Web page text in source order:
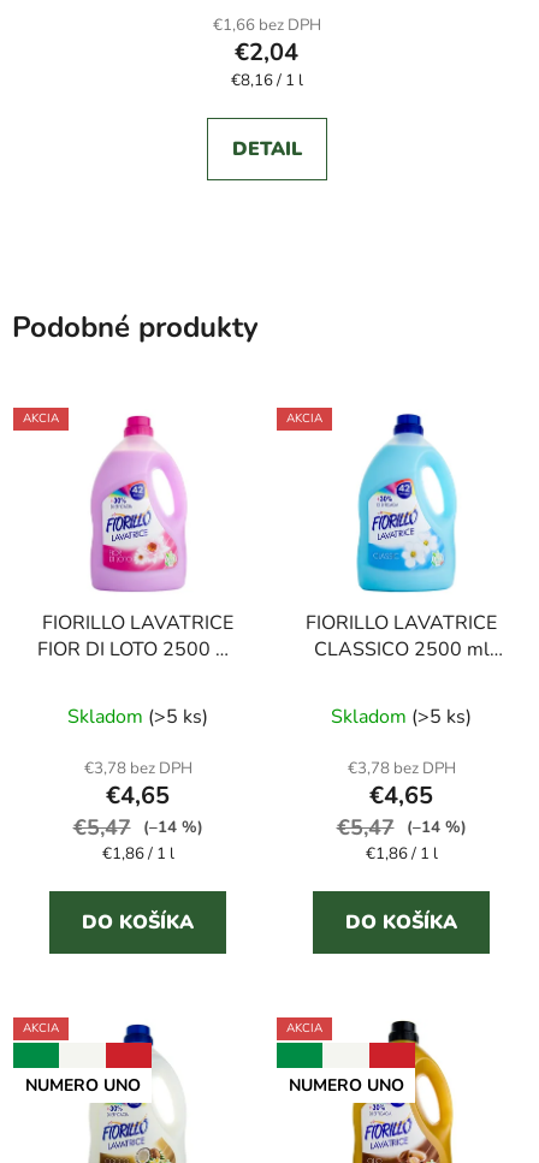
€1,66 bez DPH
€2,04
Jednotková
€8,16 / 1 l
DETAIL
Podobné produkty
AKCIA
FIORILLO LAVATRICE
FIOR DI LOTO 2500 ml
hodnotenie
produktu
je
5,0
z
5
hviezdičiek.
Skladom (>5 ks)
€3,78 bez DPH
€4,65
€5,47
(–14 %)
Jednotková
€1,86 / 1 l
DO KOŠÍKA
AKCIA
FIORILLO LAVATRICE
CLASSICO 2500 ml
hodnotenie
produktu
je
4,4
z
5
hviezdičiek.
Skladom (>5 ks)
€3,78 bez DPH
€4,65
€5,47
(–14 %)
Jednotková
€1,86 / 1 l
DO KOŠÍKA
AKCIA
NUMERO UNO
AKCIA
NUMERO UNO